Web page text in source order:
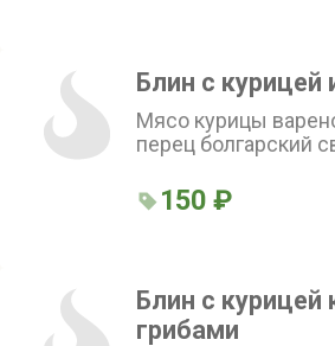
Блин с курицей
Мясо курицы
перец болгарский
выбор
150 ₽
Блин с курицей
грибами